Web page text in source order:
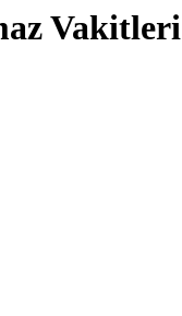
Vakitleri